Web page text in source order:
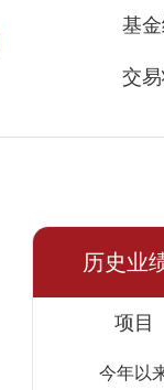
基
交
历史业
项目
今年以
净值